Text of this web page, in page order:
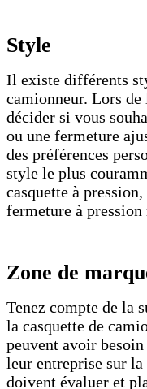
Style
Il existe différents
camionneur. Lors
décider si vous
ou une fermeture
des préférences
style le plus
casquette à
fermeture à pression
Zone de
Tenez compte de la
la casquette de
peuvent avoir
leur entreprise sur la
doivent évaluer et